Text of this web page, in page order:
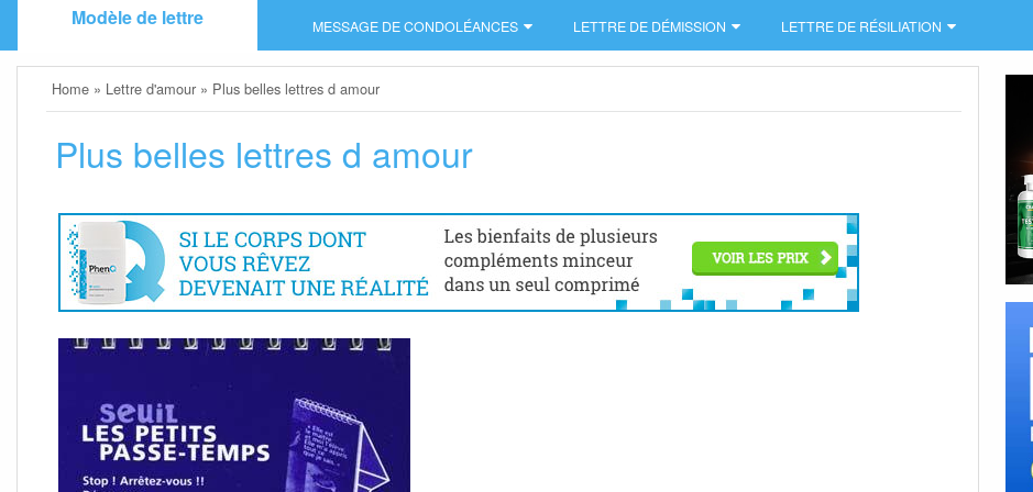
Modèle de lettre MESSAGE DE CONDOLÉANCES LETTRE DE DÉMISSION LETTRE DE RÉSILIATION
Home » Lettre d'amour » Plus belles lettres d amour
Plus belles lettres d amour